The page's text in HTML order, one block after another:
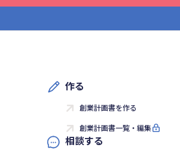
作る
創業計画書を作る
創業計画書一覧・編集
相談する